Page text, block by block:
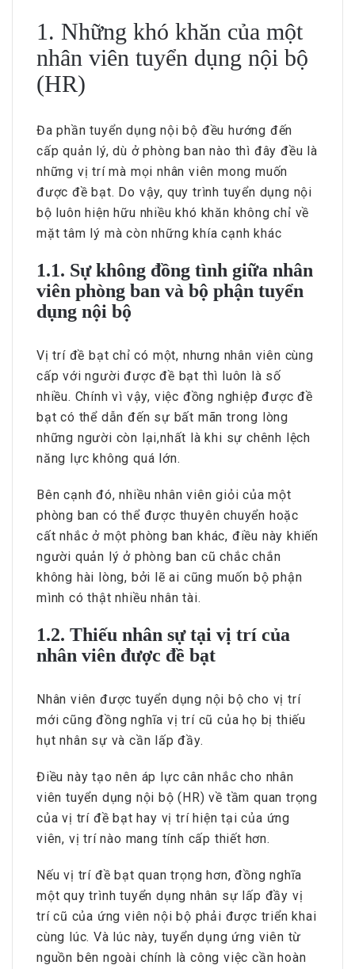
1. Những khó khăn của một
nhân viên tuyển dụng nội bộ
(HR)
Đa phần tuyển dụng nội bộ đều hướng đến
cấp quản lý, dù ở phòng ban nào thì đây đều là
những vị trí mà mọi nhân viên mong muốn
được đề bạt. Do vậy, quy trình tuyển dụng nội
bộ luôn hiện hữu nhiều khó khăn không chỉ về
mặt tâm lý mà còn những khía cạnh khác
1.1. Sự không đồng tình giữa nhân
viên phòng ban và bộ phận tuyển
dụng nội bộ
Vị trí đề bạt chỉ có một, nhưng nhân viên cùng
cấp với người được đề bạt thì luôn là số
nhiều. Chính vì vậy, việc đồng nghiệp được đề
bạt có thể dẫn đến sự bất mãn trong lòng
những người còn lại,nhất là khi sự chênh lệch
năng lực không quá lớn.
Bên cạnh đó, nhiều nhân viên giỏi của một
phòng ban có thể được thuyên chuyển hoặc
cất nhắc ở một phòng ban khác, điều này khiến
người quản lý ở phòng ban cũ chắc chắn
không hài lòng, bởi lẽ ai cũng muốn bộ phận
mình có thật nhiều nhân tài.
1.2. Thiếu nhân sự tại vị trí của
nhân viên được đề bạt
Nhân viên được tuyển dụng nội bộ cho vị trí
mới cũng đồng nghĩa vị trí cũ của họ bị thiếu
hụt nhân sự và cần lấp đầy.
Điều này tạo nên áp lực cân nhắc cho nhân
viên tuyển dụng nội bộ (HR) về tầm quan trọng
của vị trí đề bạt hay vị trí hiện tại của ứng
viên, vị trí nào mang tính cấp thiết hơn.
Nếu vị trí đề bạt quan trọng hơn, đồng nghĩa
một quy trình tuyển dụng nhân sự lấp đầy vị
trí cũ của ứng viên nội bộ phải được triển khai
cùng lúc. Và lúc này, tuyển dụng ứng viên từ
nguồn bên ngoài chính là công việc cần hoàn